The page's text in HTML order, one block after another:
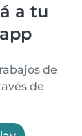
a tu
de
de